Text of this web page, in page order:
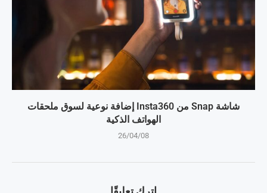
شاشة Snap من Insta360 إضافة نوعية لسوق ملحقات
الهواتف الذكية
26/04/08